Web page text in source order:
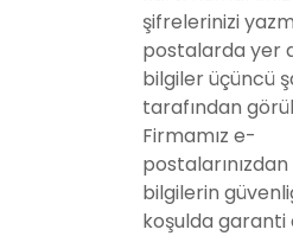
şifrelerinizi
postalarda yer
bilgiler üçüncü
tarafından
Firmamız e-
bilgilerin
koşulda garanti